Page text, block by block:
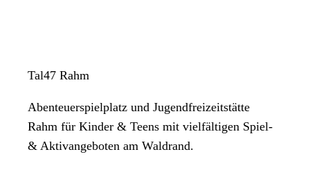
Tal47 Rahm
Abenteuerspielplatz und Jugendfreizeitstätte
Rahm für Kinder & Teens mit vielfältigen Spiel-
& Aktivangeboten am Waldrand.